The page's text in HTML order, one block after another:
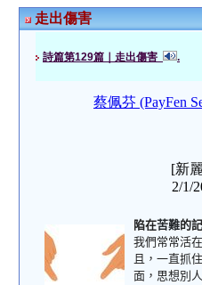
走出傷害
詩篇第129篇｜走出傷害 .
蔡佩芬 (PayFen
[新
2/1/
陷在苦難的
我們常常活
且，一直抓
面，思想別